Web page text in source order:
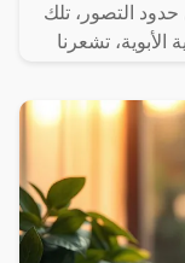
التصور، تلك
تشعرنا